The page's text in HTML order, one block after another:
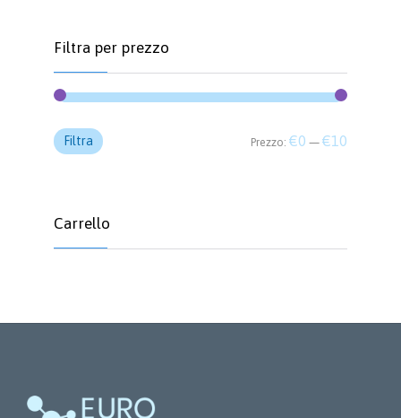
Filtra per prezzo
Filtra Prezzo: €0 — €10
Carrello